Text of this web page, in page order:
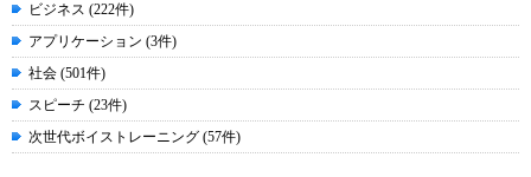
ビジネス (222件)
アプリケーション (3件)
社会 (501件)
スピーチ (23件)
次世代ボイストレーニング (57件)